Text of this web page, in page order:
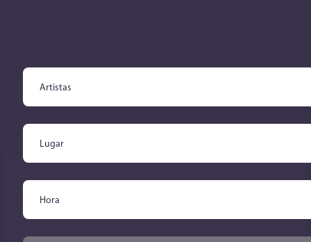
Select content
Select content
Select content